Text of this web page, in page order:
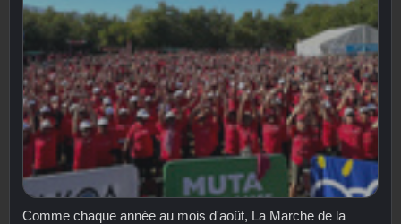
Comme chaque année au mois d'août, La Marche de la